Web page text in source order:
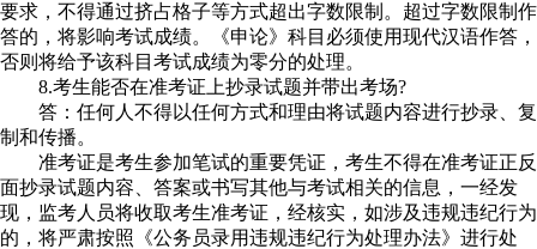
要求，不得通过挤占格子等方式超出字数限制。超过字数限制作
答的，将影响考试成绩。《申论》科目必须使用现代汉语作答，
否则将给予该科目考试成绩为零分的处理。
8.考生能否在准考证上抄录试题并带出考场?
答：任何人不得以任何方式和理由将试题内容进行抄录、复
制和传播。
准考证是考生参加笔试的重要凭证，考生不得在准考证正反
面抄录试题内容、答案或书写其他与考试相关的信息，一经发
现，监考人员将收取考生准考证，经核实，如涉及违规违纪行为
的，将严肃按照《公务员录用违规违纪行为处理办法》进行处